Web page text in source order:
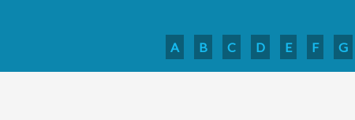
A B C D E F G